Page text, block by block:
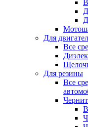
Для
Все
Для резины
Все